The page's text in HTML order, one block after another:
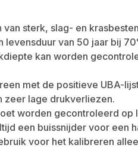
sterk, slag- en
van 50 jaar bij
kan worden
met de positieve UBA-
zeer lage drukverliezen.
worden gecontroleerd op
een buissnijder voor een
voor het kalibreren